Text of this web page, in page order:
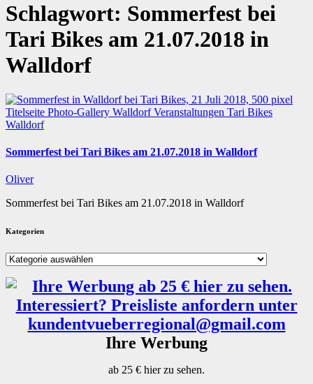
Schlagwort: Sommerfest bei
Tari Bikes am 21.07.2018 in
Walldorf
Titelseite Photo-Gallery WalldorfVeranstaltungen Tari Bikes
Walldorf
Sommerfest bei Tari Bikes am 21.07.2018 in Walldorf
Oliver
Sommerfest bei Tari Bikes am 21.07.2018 in Walldorf
Kategorien
Kategorien
Ihre Werbung
ab 25 € hier zu sehen.